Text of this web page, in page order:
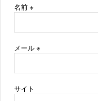
名前 ※
メール ※
サイト